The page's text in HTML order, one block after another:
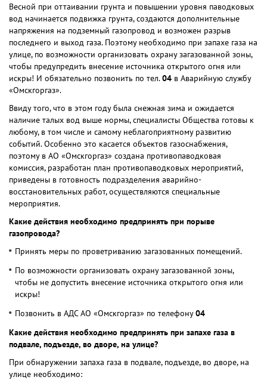
Весной при оттаивании грунта и повышении уровня паводковых
вод начинается подвижка грунта, создаются дополнительные
напряжения на подземный газопровод и возможен разрыв
последнего и выход газа. Поэтому необходимо при запахе газа на
улице, по возможности организовать охрану загазованной зоны,
чтобы предупредить внесение источника открытого огня или
искры! И обязательно позвонить по тел.04 в Аварийную службу
«Омскгоргаз».
Ввиду того, что в этом году была снежная зима и ожидается
наличие талых вод выше нормы, специалисты Общества готовы к
любому, в том числе и самому неблагоприятному развитию
событий. Особенно это касается объектов газоснабжения,
поэтому в АО «Омскгоргаз» создана противопаводковая
комиссия, разработан план противопаводковых мероприятий,
приведены в готовность подразделения аварийно-
восстановительных работ, осуществляются специальные
мероприятия.
Какие действия необходимо предпринять при порыве
газопровода?
Принять меры по проветриванию загазованных помещений.
По возможности организовать охрану загазованной зоны,
чтобы не допустить внесение источника открытого огня или
искры!
Позвонить в АДС АО «Омскгоргаз» по телефону04
Какие действия необходимо предпринять при запахе газа в
подвале, подъезде, во дворе, на улице?
При обнаружении запаха газа в подвале, подъезде, во дворе, на
улице необходимо: